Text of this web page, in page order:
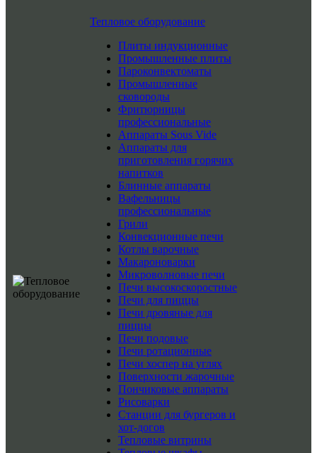
Тепловое оборудование
Плиты индукционные
Промышленные плиты
Пароконвектоматы
Промышленные
сковороды
Фритюрницы
профессиональные
Аппараты Sous Vide
Аппараты для
приготовления горячих
напитков
Блинные аппараты
Вафельницы
профессиональные
Грили
Конвекционные печи
Котлы варочные
Макароноварки
Микроволновые печи
Печи высокоскоростные
Печи для пиццы
Печи дровяные для
пиццы
Печи подовые
Печи ротационные
Печи хоспер на углях
Поверхности жарочные
Пончиковые аппараты
Рисоварки
Станции для бургеров и
хот-догов
Тепловые витрины